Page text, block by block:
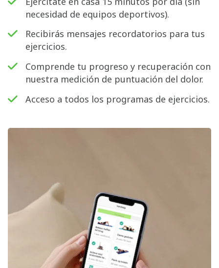
necesidad de equipos deportivos).
Recibirás mensajes recordatorios para tus
ejercicios.
Comprende tu progreso y recuperación con
nuestra medición de puntuación del dolor.
Acceso a todos los programas de ejercicios.